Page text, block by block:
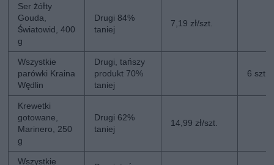
Ser żółty
Gouda,
Światowid, 400
g
Drugi 84%
taniej
7,19 zł/szt.
Wszystkie
parówki Kraina
Wędlin
Drugi, tańszy
produkt 70%
taniej
6 szt.
Krewetki
gotowane,
Marinero, 250
g
Drugi 62%
taniej
14,99 zł/szt.
Wszystkie